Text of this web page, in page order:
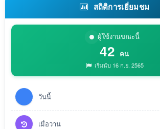
สถิติการเยี่ยมชม
ผู้ใช้งานขณะนี้
42 คน
เริ่มนับ 16 ก.ย. 2565
วันนี้
เมื่อวาน